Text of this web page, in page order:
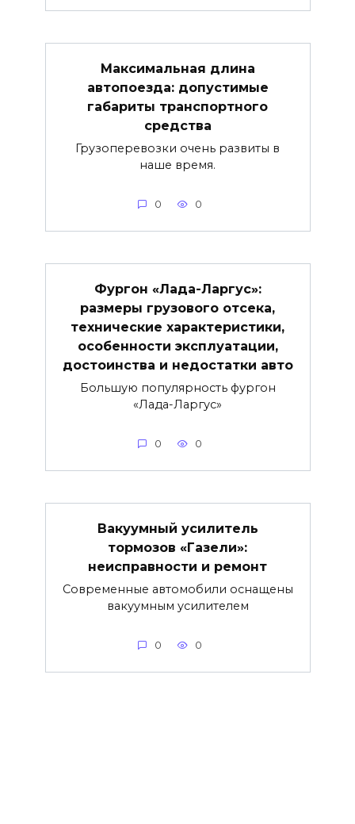
Максимальная длина
автопоезда: допустимые
габариты транспортного
средства
Грузоперевозки очень развиты в
наше время.
0 0
Фургон «Лада-Ларгус»:
размеры грузового отсека,
технические характеристики,
особенности эксплуатации,
достоинства и недостатки авто
Большую популярность фургон
«Лада-Ларгус»
0 0
Вакуумный усилитель
тормозов «Газели»:
неисправности и ремонт
Современные автомобили оснащены
вакуумным усилителем
0 0